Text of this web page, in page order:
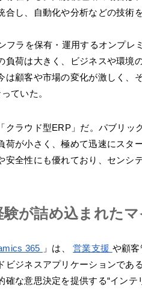
合し、自動化や分析などの技術
フラを保有・運用するオンプレ
負荷は大きく、ビジネスや環境
は顧客や市場の変化が激しく、
ていた。
クラウド型ERP」だ。パブリッ
荷が小さく、極めて迅速にスタ
安全性にも優れており、センシ
験が詰め込まれた
365 」は、営業支援 や顧
ビジネスアプリケーションであ
確な意思決定を提供する“イン